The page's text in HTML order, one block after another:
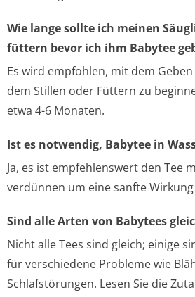
Wie lange sollte ich meinen
füttern bevor ich ihm Babytee
Es wird empfohlen, mit dem
dem Stillen oder Füttern zu
etwa 4-6 Monaten.
Ist es notwendig, Babytee in
Ja, es ist empfehlenswert den Tee
verdünnen um eine sanfte
Sind alle Arten von Babytees
Nicht alle Tees sind gleich; einige
für verschiedene Probleme wie
Schlafstörungen. Lesen Sie die